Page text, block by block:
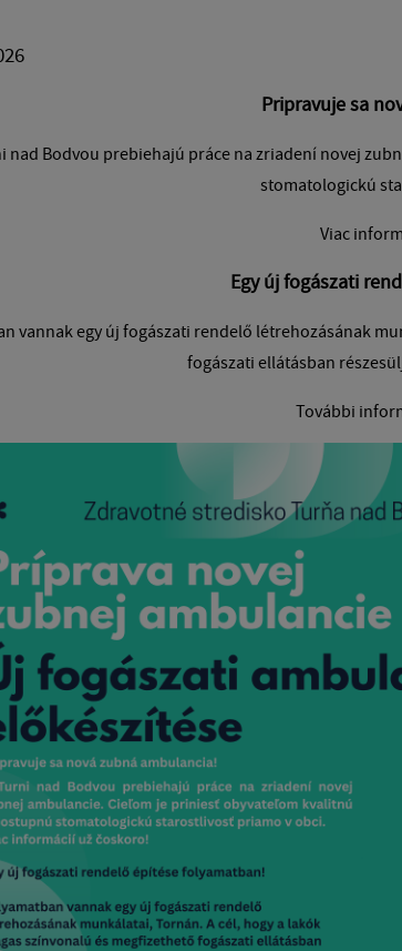
Pripravuje sa
nad Bodvou prebiehajú práce na zriadení novej
stomatologickú
Viac
Egy új fogászati
vannak egy új fogászati ​​rendelő létrehozásának
fogászati ​​ellátásban
További